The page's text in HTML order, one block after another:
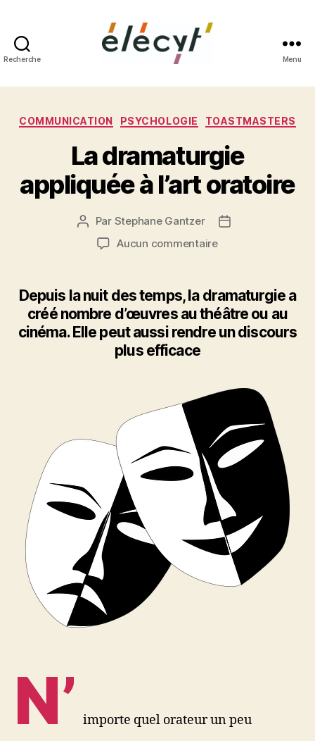
Recherche
parler
Menu
Catégories
COMMUNICATION PSYCHOLOGIE TOASTMASTERS
La dramaturgie
appliquée à l’art oratoire
Auteur
l’article
Par Stephane Gantzer
Date
Aucun commentairesur
appliquée
à
l’art
oratoire
Depuis la nuit des temps, la dramaturgie a
créé nombre d’œuvres au théâtre ou au
cinéma. Elle peut aussi rendre un discours
plus efficace
N’ importe quel orateur un peu